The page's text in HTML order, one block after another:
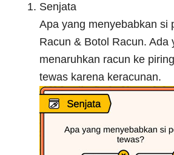
Senjata
Apa yang menyebabkan si
Racun & Botol Racun. Ada
menaruhkan racun ke
tewas karena keracunan.